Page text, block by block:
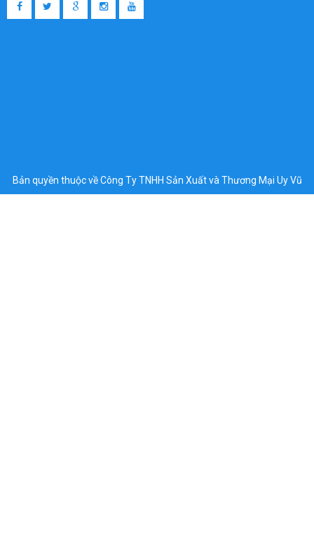
Bản quyền thuộc về Công Ty TNHH Sản Xuất và Thương Mại Uy Vũ